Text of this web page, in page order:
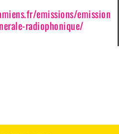
emissions/emission
radiophonique/